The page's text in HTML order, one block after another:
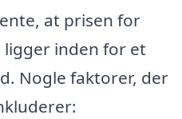
at prisen for
ligger inden for et
Nogle faktorer, der